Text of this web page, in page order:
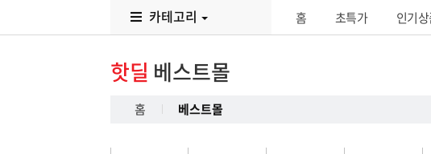
카테고리 홈 초특가 인기
핫딜 베스트몰
홈
베스트몰